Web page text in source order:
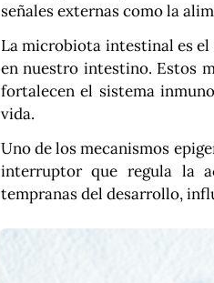
señales externas como la
La microbiota intestinal es
en nuestro intestino. Estos
fortalecen el sistema
vida.
Uno de los mecanismos
interruptor que regula la
tempranas del desarrollo,